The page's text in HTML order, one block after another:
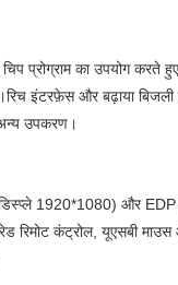
प्रोग्राम का उपयोग करते
इंटरफ़ेस और बढ़ाया बिजली
अन्य उपकरण।
1920*1080) और EDP
कंट्रोल, यूएसबी माउस